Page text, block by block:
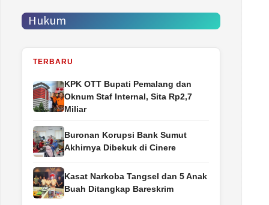
Hukum
TERBARU
‎KPK OTT Bupati Pemalang dan
Oknum Staf Internal, Sita Rp2,7
Miliar
Buronan Korupsi Bank Sumut
Akhirnya Dibekuk di Cinere
Kasat Narkoba Tangsel dan 5 Anak
Buah Ditangkap Bareskrim